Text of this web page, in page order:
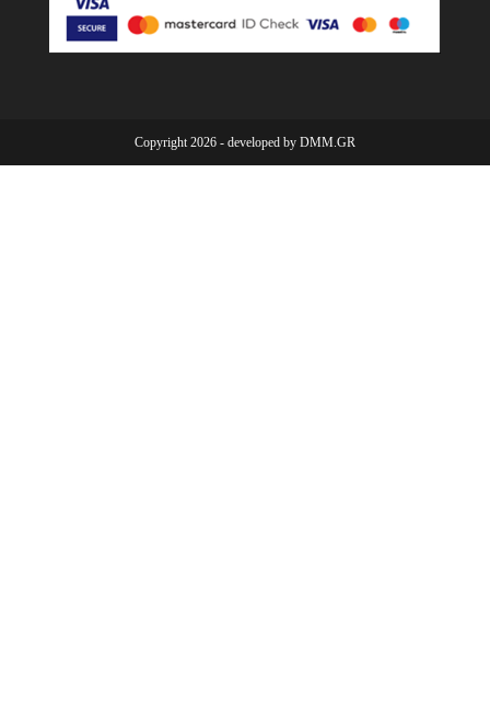
new
new
a
new
Copyright 2026 - developed by DMM.GR